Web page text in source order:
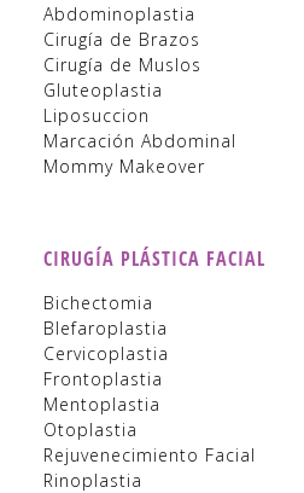
Abdominoplastia
Cirugía de Brazos
Cirugía de Muslos
Gluteoplastia
Liposuccion
Marcación Abdominal
Mommy Makeover
CIRUGÍA PLÁSTICA FACIAL
Bichectomia
Blefaroplastia
Cervicoplastia
Frontoplastia
Mentoplastia
Otoplastia
Rejuvenecimiento Facial
Rinoplastia